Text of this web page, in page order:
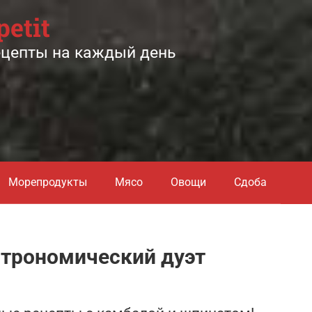
на каждый день
Морепродукты Мясо Овощи Сдоба
дуэт